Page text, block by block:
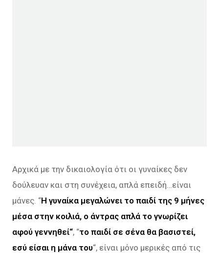
Αρχικά με την δικαιολογία ότι οι γυναίκες δεν
δούλευαν και στη συνέχεια, απλά επειδή…είναι
μάνες. “Η γυναίκα μεγαλώνει το παιδί της 9 μήνες
μέσα στην κοιλιά, ο άντρας απλά το γνωρίζει
αφού γεννηθεί“, “το παιδί σε σένα θα βασιστεί,
εσύ είσαι η μάνα του“, είναι μόνο μερικές από τις